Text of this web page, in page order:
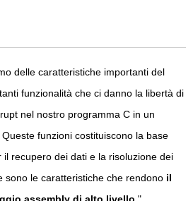
delle caratteristiche importanti del
funzionalità che ci danno la libertà di
nel nostro programma C in un
funzioni costituiscono la base
recupero dei dati e la risoluzione dei
sono le caratteristiche che rendono il
assembly di alto livello " .